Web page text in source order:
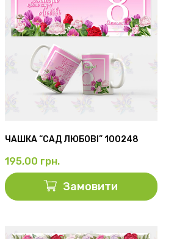
ЧАШКА “САД ЛЮБОВІ” 100248
195,00 грн.
Замовити